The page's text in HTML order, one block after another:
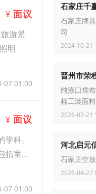
¥ 面议
游景
明
07 01:00
¥ 面议
科。
括室内
07 01:00
石家庄千
石家庄牌
司
2024-10-21
晋州市荣
纯涤口袋
棉工装面料
2026-07-21
河北启元
石家庄空
2026-04-27